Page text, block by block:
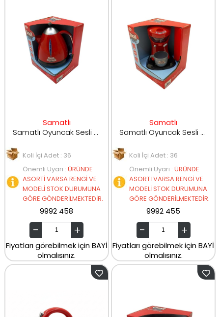
Samatlı
Samatlı Oyuncak Sesli ve Işıklı Çaydanlık 2027-58
Koli İçi Adet : 36
Önemli Uyarı : ÜRÜNDE
ASORTİ VARSA RENGİ VE
MODELİ STOK DURUMUNA
GÖRE GÖNDERİLMEKTEDİR.
9992 458
Fiyatları görebilmek için BAYİ
olmalısınız.
Samatlı
Samatlı Oyuncak Sesli ve Işıklı Kahve Makinesi 2027-52
Koli İçi Adet : 36
Önemli Uyarı : ÜRÜNDE
ASORTİ VARSA RENGİ VE
MODELİ STOK DURUMUNA
GÖRE GÖNDERİLMEKTEDİR.
9992 455
Fiyatları görebilmek için BAYİ
olmalısınız.